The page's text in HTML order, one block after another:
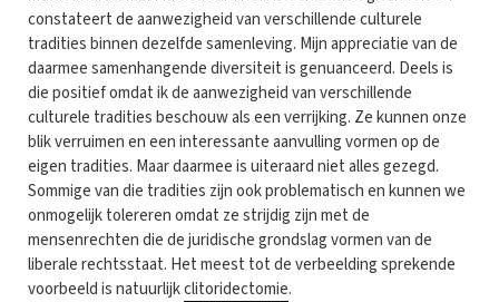
constateert de aanwezigheid van verschillende culturele
tradities binnen dezelfde samenleving. Mijn appreciatie van de
daarmee samenhangende diversiteit is genuanceerd. Deels is
die positief omdat ik de aanwezigheid van verschillende
culturele tradities beschouw als een verrijking. Ze kunnen onze
blik verruimen en een interessante aanvulling vormen op de
eigen tradities. Maar daarmee is uiteraard niet alles gezegd.
Sommige van die tradities zijn ook problematisch en kunnen we
onmogelijk tolereren omdat ze strijdig zijn met de
mensenrechten die de juridische grondslag vormen van de
liberale rechtsstaat. Het meest tot de verbeelding sprekende
voorbeeld is natuurlijkclitoridectomie.